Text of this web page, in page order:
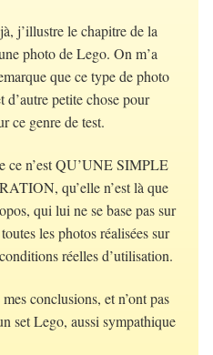
j’illustre le chapitre de la
photo de Lego. On m’a
que ce type de photo
d’autre petite chose pour
ce genre de test.
ce n’est QU’UNE SIMPLE
qu’elle n’est là que
qui lui ne se base pas sur
les photos réalisées sur
réelles d’utilisation.
conclusions, et n’ont pas
set Lego, aussi sympathique